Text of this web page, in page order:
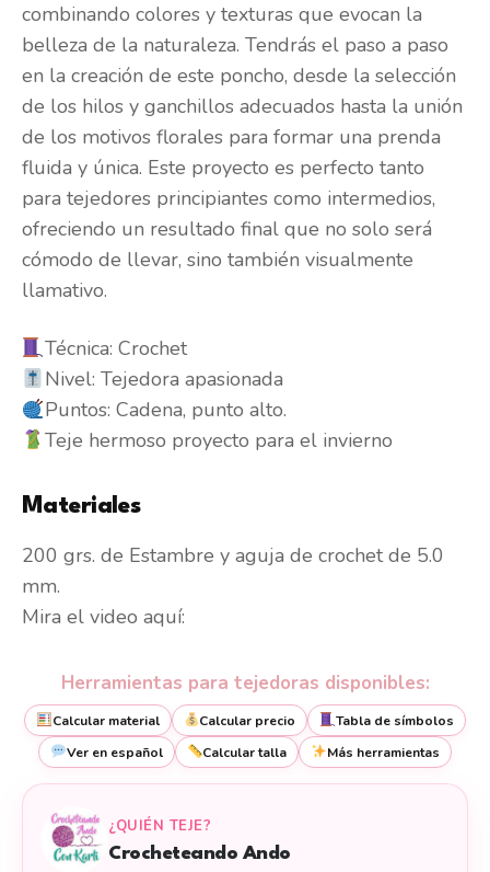
combinando colores y texturas que evocan la
belleza de la naturaleza. Tendrás el paso a paso
en la creación de este poncho, desde la selección
de los hilos y ganchillos adecuados hasta la unión
de los motivos florales para formar una prenda
fluida y única. Este proyecto es perfecto tanto
para tejedores principiantes como intermedios,
ofreciendo un resultado final que no solo será
cómodo de llevar, sino también visualmente
llamativo.
Técnica: Crochet
Nivel: Tejedora apasionada
Puntos: Cadena, punto alto.
Teje hermoso proyecto para el invierno
Materiales
200 grs. de Estambre y aguja de crochet de 5.0
mm.
Mira el video aquí:
Herramientas para tejedoras disponibles:
Calcular material Calcular precio
Tabla de símbolos
Ver en español
Calcular talla Más herramientas
¿QUIÉN TEJE?
Crocheteando Ando